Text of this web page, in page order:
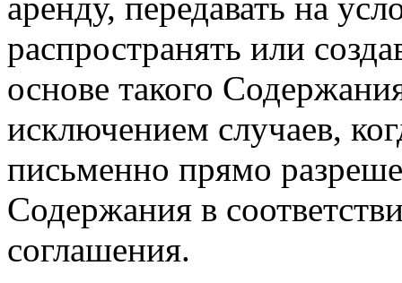
распространять или
основе такого
исключением случаев,
письменно прямо
Содержания в
соглашения.